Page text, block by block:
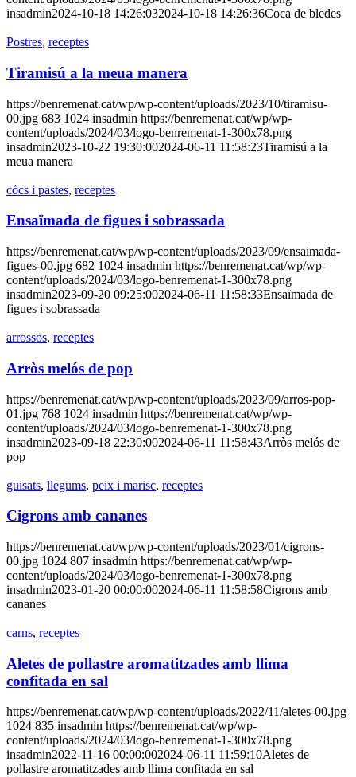
insadmin2024-10-18 14:26:032024-10-18 14:26:36Coca de bledes
Postres, receptes
Tiramisú a la meua manera
https://benremenat.cat/wp/wp-content/uploads/2023/10/tiramisu-
00.jpg 683 1024 insadmin https://benremenat.cat/wp/wp-
content/uploads/2024/03/logo-benremenat-1-300x78.png
insadmin2023-10-22 19:30:002024-06-11 11:58:23Tiramisú a la
meua manera
cócs i pastes, receptes
Ensaïmada de figues i sobrassada
https://benremenat.cat/wp/wp-content/uploads/2023/09/ensaimada-
figues-00.jpg 682 1024 insadmin https://benremenat.cat/wp/wp-
content/uploads/2024/03/logo-benremenat-1-300x78.png
insadmin2023-09-20 09:25:002024-06-11 11:58:33Ensaïmada de
figues i sobrassada
arrossos, receptes
Arròs melós de pop
https://benremenat.cat/wp/wp-content/uploads/2023/09/arros-pop-
01.jpg 768 1024 insadmin https://benremenat.cat/wp/wp-
content/uploads/2024/03/logo-benremenat-1-300x78.png
insadmin2023-09-18 22:30:002024-06-11 11:58:43Arròs melós de
pop
guisats, llegums, peix i marisc, receptes
Cigrons amb cananes
https://benremenat.cat/wp/wp-content/uploads/2023/01/cigrons-
00.jpg 1024 807 insadmin https://benremenat.cat/wp/wp-
content/uploads/2024/03/logo-benremenat-1-300x78.png
insadmin2023-01-20 00:00:002024-06-11 11:58:58Cigrons amb
cananes
carns, receptes
Aletes de pollastre aromatitzades amb llima
confitada en sal
https://benremenat.cat/wp/wp-content/uploads/2022/11/aletes-00.jpg
1024 835 insadmin https://benremenat.cat/wp/wp-
content/uploads/2024/03/logo-benremenat-1-300x78.png
insadmin2022-11-16 00:00:002024-06-11 11:59:10Aletes de
pollastre aromatitzades amb llima confitada en sal